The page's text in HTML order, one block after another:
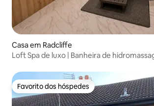
Casa em Radcliffe
Loft Spa de luxo | Banheira de
Favorito dos hóspedes
Favorito dos hóspedes